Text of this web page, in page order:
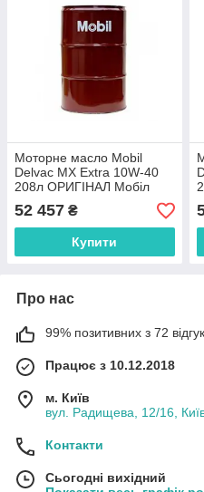
Моторне масло Mobil
Delvac MX Extra 10W-40
208л ОРИГІНАЛ Мобіл
Делвак мх 10в40
52 457 ₴
Купити
Про нас
99% позитивних з 72
Працює з 10.12.2018
м. Київ
вул. Радищева, 12/16,
Контакти
Сьогодні вихідний